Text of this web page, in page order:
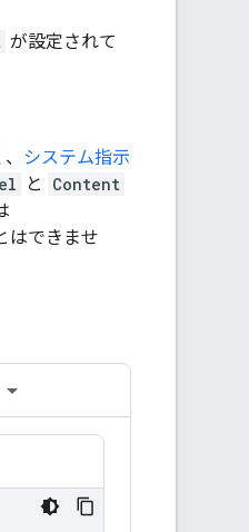
が設定されて
システム指示
と
Content
はできませ